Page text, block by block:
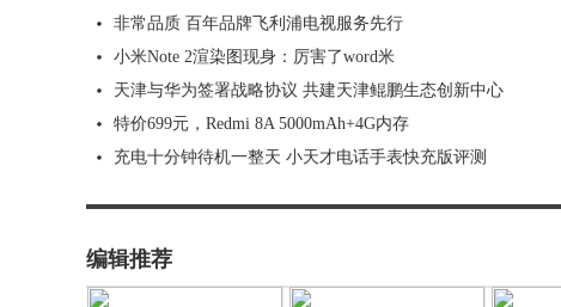
非常品质 百年品牌飞利浦电视服务先行
小米Note 2渲染图现身：厉害了word米
天津与华为签署战略协议 共建天津鲲鹏生态创新中心
特价699元，Redmi 8A 5000mAh+4G内存
充电十分钟待机一整天 小天才电话手表快充版评测
编辑推荐